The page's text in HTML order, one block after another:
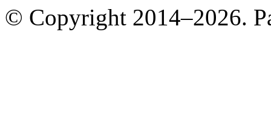
© Copyright 2014–2026.